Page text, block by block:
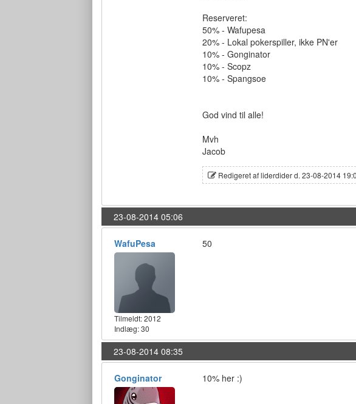
Reserveret:
50% - Wafupesa
20% - Lokal pokerspiller, ikke PN'er
10% - Gonginator
10% - Scopz
10% - Spangsoe
God vind til alle!
Mvh
Jacob
Redigeret af liderdider d. 23-08-2014
23-08-2014 05:06
WafuPesa
Tilmeldt:2012
Indlæg: 30
50
23-08-2014 08:35
Gonginator 10% her :)